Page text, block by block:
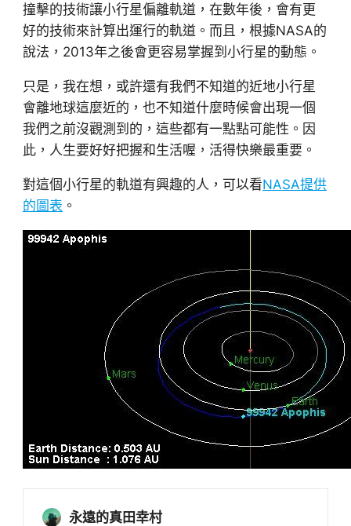
撞擊的技術讓小行星偏離軌道，在數年後，會有更
好的技術來計算出運行的軌道。而且，根據NASA的
說法，2013年之後會更容易掌握到小行星的動態。
只是，我在想，或許還有我們不知道的近地小行星
會離地球這麼近的，也不知道什麼時候會出現一個
我們之前沒觀測到的，這些都有一點點可能性。因
此，人生要好好把握和生活喔，活得快樂最重要。
對這個小行星的軌道有興趣的人，可以看NASA提供
的圖表 。
永遠的真田幸村